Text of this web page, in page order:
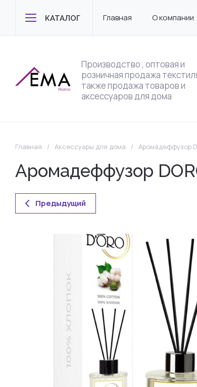
КАТАЛОГ Главная О компании
Производство , оптовая и
розничная продажа
также продажа товаров и
аксессуаров для дома
Главная / Аксессуары для дома / Аромадеффузор
Аромадеффузор
Предыдущий